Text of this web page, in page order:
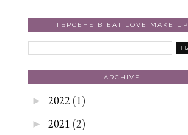
ТЪРСЕНЕ В EAT LOVE MAKE UP
ARCHIVE
► 2022(1)
► 2021 (2)